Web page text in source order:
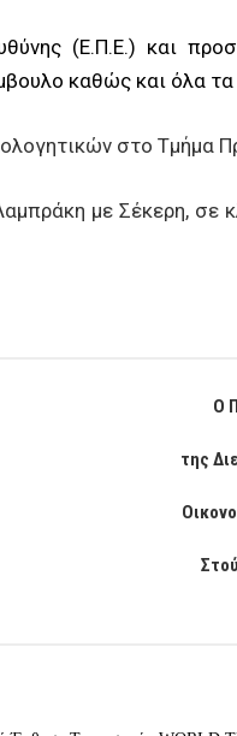
(Ε.Π.Ε.) και
καθώς και όλα τα
στο Τμήμα
με Σέκερη, σε
Ο
της